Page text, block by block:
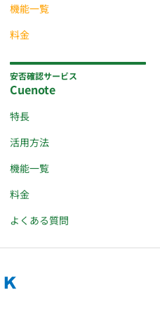
機能一覧
料金
安否確認サービス
Cuenote
特長
活用方法
機能一覧
料金
よくある質問